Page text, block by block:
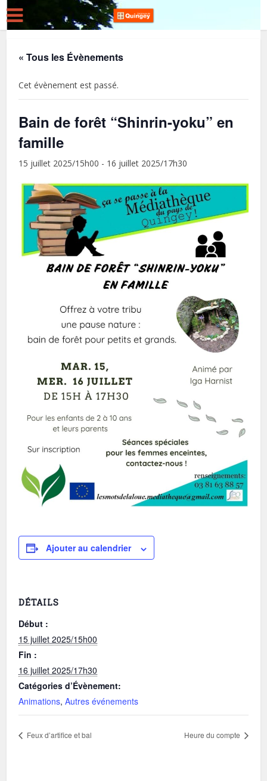
« Tous les Évènements
Cet évènement est passé.
Bain de forêt “Shinrin-yoku” en
famille
15 juillet 2025/15h00 - 16 juillet 2025/17h30
Ajouter au calendrier
DÉTAILS
Début :
15 juillet 2025/15h00
Fin :
16 juillet 2025/17h30
Catégories d’Évènement:
Animations,Autres événements
Feux d’artifice et bal Heure du compte